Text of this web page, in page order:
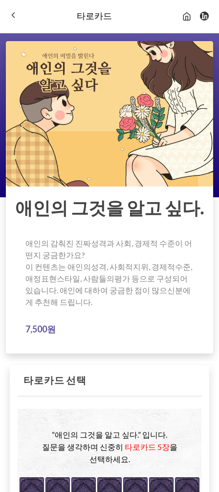
타로카드
애인의 그것을 알고 싶다.
애인의 감춰진 진짜성격과 사회, 경제적 수준이 어
떤지 궁금한가요?
이 컨텐츠는 애인의성격, 사회적지위, 경제적수준,
애정표현스타일, 사람들의평가 등으로 구성되어
있습니다. 애인에 대하여 궁금한 점이 많으신분에
게 추천해 드립니다.
7,500원
타로카드 선택
“애인의 그것을 알고 싶다.” 입니다.
질문을 생각하며 신중히 타로카드 5장을
선택하세요.